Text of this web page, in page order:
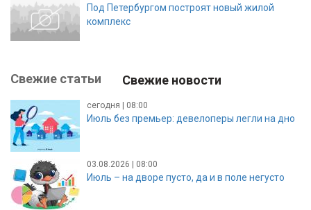
Под Петербургом построят новый жилой
комплекс
Свежие статьи Свежие новости
сегодня | 08:00
Июль без премьер: девелоперы легли на дно
03.08.2026 | 08:00
Июль – на дворе пусто, да и в поле негусто